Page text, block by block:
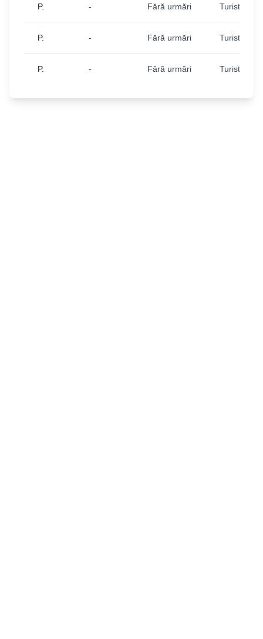
P. - Fără urmări Turist
P. - Fără urmări Turist
P. - Fără urmări Turist